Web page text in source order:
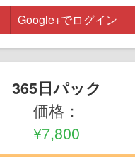
Google+でログイン
365日パック
価格：
¥7,800